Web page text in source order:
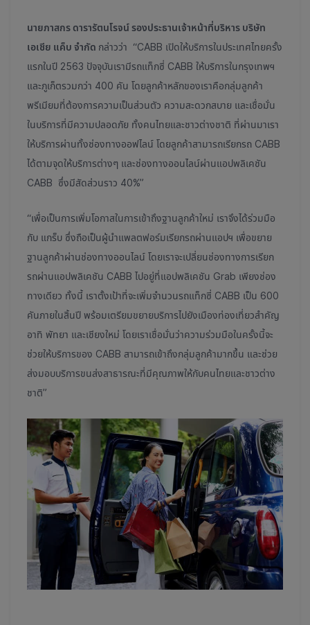
นายภาสกร ดารารัตนโรจน์ รองประธานเจ้าหน้าที่บริหาร บริษัท
เอเชีย แค็บ จำกัด กล่าวว่า “CABB เปิดให้บริการในประเทศไทยครั้ง
แรกในปี 2563 ปัจจุบันเรามีรถแท็กซี่ CABB ให้บริการในกรุงเทพฯ
และภูเก็ตรวมกว่า 400 คัน โดยลูกค้าหลักของเราคือกลุ่มลูกค้า
พรีเมียมที่ต้องการความเป็นส่วนตัว ความสะดวกสบาย และเชื่อมั่น
ในบริการที่มีความปลอดภัย ทั้งคนไทยและชาวต่างชาติ ที่ผ่านมาเรา
ให้บริการผ่านทั้งช่องทางออฟไลน์ โดยลูกค้าสามารถเรียกรถ CABB
ได้ตามจุดให้บริการต่างๆ และช่องทางออนไลน์ผ่านแอปพลิเคชัน
CABB ซึ่งมีสัดส่วนราว 40%”
“เพื่อเป็นการเพิ่มโอกาสในการเข้าถึงฐานลูกค้าใหม่ เราจึงได้ร่วมมือ
กับ แกร็บ ซึ่งถือเป็นผู้นำแพลตฟอร์มเรียกรถผ่านแอปฯ เพื่อขยาย
ฐานลูกค้าผ่านช่องทางออนไลน์ โดยเราจะเปลี่ยนช่องทางการเรียก
รถผ่านแอปพลิเคชัน CABB ไปอยู่ที่แอปพลิเคชัน Grab เพียงช่อง
ทางเดียว ทั้งนี้ เราตั้งเป้าที่จะเพิ่มจำนวนรถแท็กซี่ CABB เป็น 600
คันภายในสิ้นปี พร้อมเตรียมขยายบริการไปยังเมืองท่องเที่ยวสำคัญ
อาทิ พัทยา และเชียงใหม่ โดยเราเชื่อมั่นว่าความร่วมมือในครั้งนี้จะ
ช่วยให้บริการของ CABB สามารถเข้าถึงกลุ่มลูกค้ามากขึ้น และช่วย
ส่งมอบบริการขนส่งสาธารณะที่มีคุณภาพให้กับคนไทยและชาวต่าง
ชาติ”